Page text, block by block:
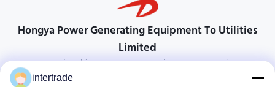
Hongya Power Generating Equipment To Utilities
Limited
προσαρμοσμένες λύσεις για να ανταποκρίνονται στις απαιτήσεις των
intertrade